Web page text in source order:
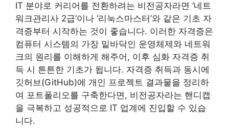
IT 분야로 커리어를 전환하려는 비전공자라면 ‘네트
워크관리사 2급’이나 ‘리눅스마스터’와 같은 기초 자
격증부터 시작하는 것이 좋습니다. 이러한 자격증은
컴퓨터 시스템의 가장 밑바닥인 운영체제와 네트워
크의 원리를 이해하게 해주어, 이후 심화 자격증 취
득 시 튼튼한 기초가 됩니다. 자격증 취득과 동시에
깃허브(GitHub)에 개인 프로젝트 결과물을 정리하
여 포트폴리오를 구축한다면, 비전공자라는 핸디캡
을 극복하고 성공적으로 IT 업계에 진입할 수 있습
니다.